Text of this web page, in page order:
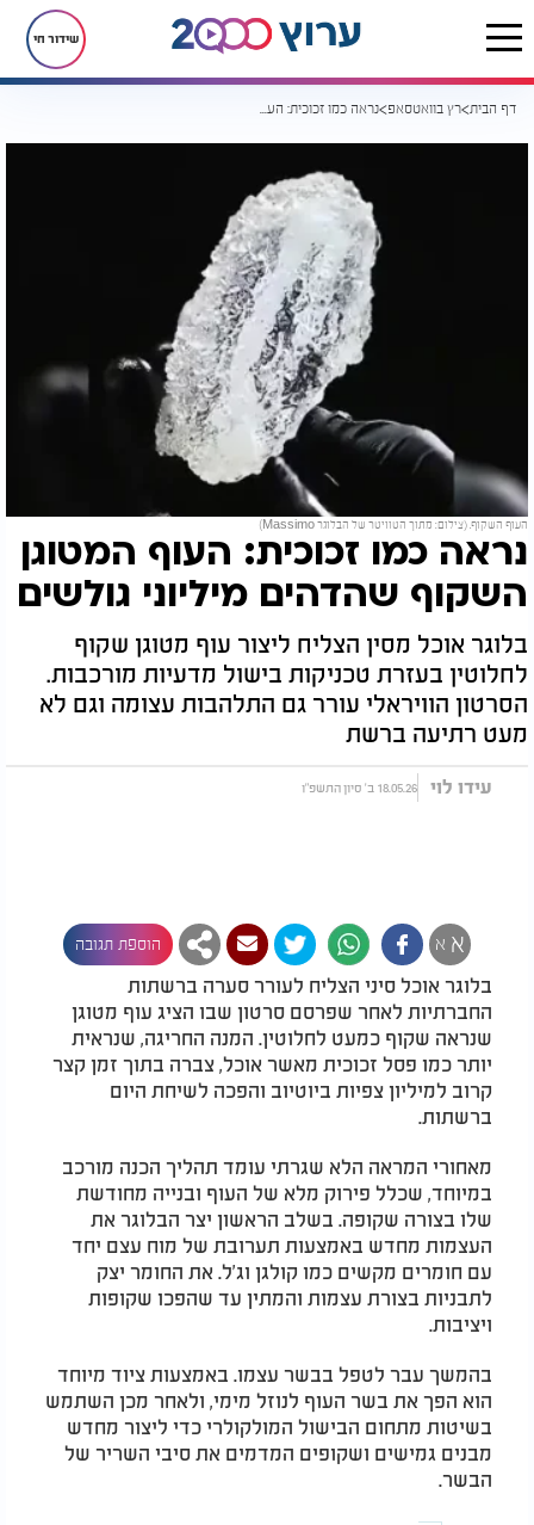
שידור חי
דף הבית רץ בוואטסאפ נראה כמו זכוכית: העוף המטוגן השקוף שהדהים מיליוני גולשים
העוף השקוף. (צילום: מתוך הטוויטר של הבלוגר Massimo)
נראה כמו זכוכית: העוף המטוגן
השקוף שהדהים מיליוני גולשים
בלוגר אוכל מסין הצליח ליצור עוף מטוגן שקוף
לחלוטין בעזרת טכניקות בישול מדעיות מורכבות.
הסרטון הוויראלי עורר גם התלהבות עצומה וגם לא
מעט רתיעה ברשת
עידו לוי 18.05.26 ב' סיון התשפ"ו
א א הוספת תגובה
בלוגר אוכל סיני הצליח לעורר סערה ברשתות
החברתיות לאחר שפרסם סרטון שבו הציג עוף מטוגן
שנראה שקוף כמעט לחלוטין. המנה החריגה, שנראית
יותר כמו פסל זכוכית מאשר אוכל, צברה בתוך זמן קצר
קרוב למיליון צפיות ביוטיוב והפכה לשיחת היום
ברשתות.
מאחורי המראה הלא שגרתי עומד תהליך הכנה מורכב
במיוחד, שכלל פירוק מלא של העוף ובנייה מחודשת
שלו בצורה שקופה. בשלב הראשון יצר הבלוגר את
העצמות מחדש באמצעות תערובת של מוח עצם יחד
עם חומרים מקשים כמו קולגן וג'ל. את החומר יצק
לתבניות בצורת עצמות והמתין עד שהפכו שקופות
ויציבות.
בהמשך עבר לטפל בבשר עצמו. באמצעות ציוד מיוחד
הוא הפך את בשר העוף לנוזל מימי, ולאחר מכן השתמש
בשיטות מתחום הבישול המולקולרי כדי ליצור מחדש
מבנים גמישים ושקופים המדמים את סיבי השריר של
הבשר.